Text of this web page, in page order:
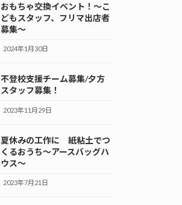
おもちゃ交換イベント！～こ
どもスタッフ、フリマ出店者
募集～
2024年1月30日
不登校支援チーム募集/夕方
スタッフ募集！
2023年11月29日
夏休みの工作に 紙粘土でつ
くるおうち～アースバッグハ
ウス～
2023年7月21日